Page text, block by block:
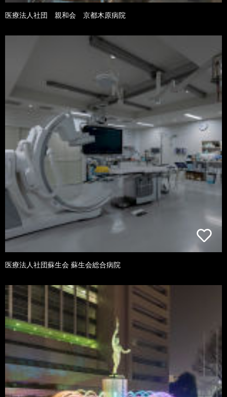
医療法人社団 親和会 京都木原病院
医療法人社団蘇生会 蘇生会総合病院